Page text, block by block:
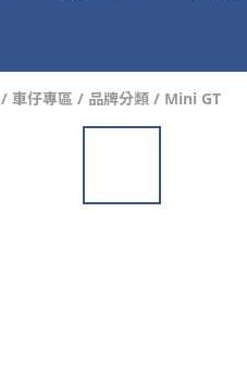
/ 車仔專區 / 品牌分類 / Mini GT